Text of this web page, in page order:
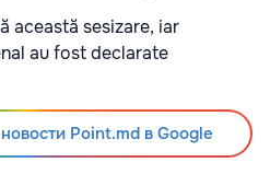
această sesizare, iar
au fost declarate
Point.md в Google